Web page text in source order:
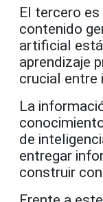
El tercero
contenido
artificial
aprendizaje
crucial entre
La
de
entregar
construir